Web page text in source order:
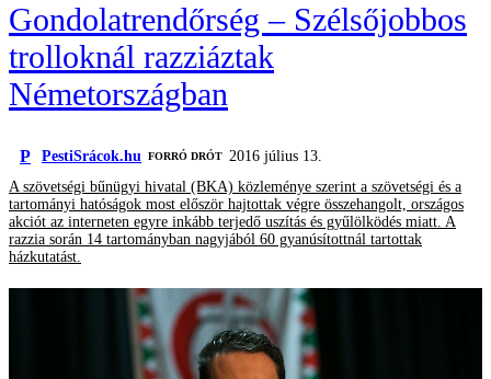
Gondolatrendőrség – Szélsőjobbos
trolloknál razziáztak
Németországban
P PestiSrácok.hu FORRÓ DRÓT 2016 július 13.
A szövetségi bűnügyi hivatal (BKA) közleménye szerint a szövetségi és a
tartományi hatóságok most először hajtottak végre összehangolt, országos
akciót az interneten egyre inkább terjedő uszítás és gyűlölködés miatt. A
razzia során 14 tartományban nagyjából 60 gyanúsítottnál tartottak
házkutatást.